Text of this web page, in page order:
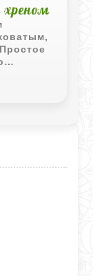
хреном
так
к